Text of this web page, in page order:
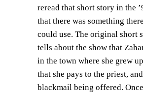
reread that short story in the
that there was something
could use. The original short
tells about the show that
in the town where she grew
that she pays to the priest,
blackmail being offered.